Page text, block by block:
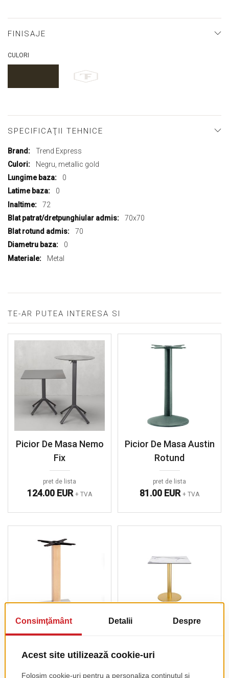
FINISAJE
CULORI
SPECIFICAŢII TEHNICE
Mai
multe
Trend Express
Negru, metallic gold
0
0
72
70x70
70
0
Metal
TE-AR PUTEA INTERESA SI
Picior De Masa Nemo
Fix
pret de lista
124.00 EUR + TVA
Picior De Masa Austin
Rotund
pret de lista
81.00 EUR + TVA
Picior De Masa
Natural Tiffany
pret de lista
Tiffany De Bar, Baza